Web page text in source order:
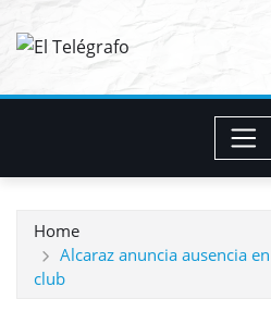
Home
Alcaraz anuncia ausencia
club